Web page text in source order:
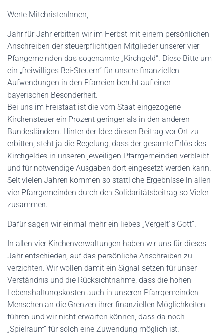
Werte MitchristenInnen,
Jahr für Jahr erbitten wir im Herbst mit einem persönlichen
Anschreiben der steuerpflichtigen Mitglieder unserer vier
Pfarrgemeinden das sogenannte „Kirchgeld“. Diese Bitte um
ein „freiwilliges Bei-Steuern“ für unsere finanziellen
Aufwendungen in den Pfarreien beruht auf einer
bayerischen Besonderheit.
Bei uns im Freistaat ist die vom Staat eingezogene
Kirchensteuer ein Prozent geringer als in den anderen
Bundesländern. Hinter der Idee diesen Beitrag vor Ort zu
erbitten, steht ja die Regelung, dass der gesamte Erlös des
Kirchgeldes in unseren jeweiligen Pfarrgemeinden verbleibt
und für notwendige Ausgaben dort eingesetzt werden kann.
Seit vielen Jahren kommen so stattliche Ergebnisse in allen
vier Pfarrgemeinden durch den Solidaritätsbeitrag so Vieler
zusammen.
Dafür sagen wir einmal mehr ein liebes „Vergelt´s Gott“.
In allen vier Kirchenverwaltungen haben wir uns für dieses
Jahr entschieden, auf das persönliche Anschreiben zu
verzichten. Wir wollen damit ein Signal setzen für unser
Verständnis und die Rücksichtnahme, dass die hohen
Lebenshaltungskosten auch in unseren Pfarrgemeinden
Menschen an die Grenzen ihrer finanziellen Möglichkeiten
führen und wir nicht erwarten können, dass da noch
„Spielraum“ für solch eine Zuwendung möglich ist.